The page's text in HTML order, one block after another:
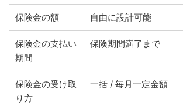
保険金の額 自由に設計可能
保険金の支払い
期間
保険期間満了まで
保険金の受け取
り方
一括 / 毎月一定金額